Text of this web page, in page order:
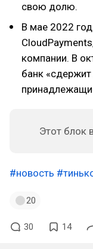
свою долю.
В мае 2022
компании. В
банк
Этот блок
#новость
20
30 14